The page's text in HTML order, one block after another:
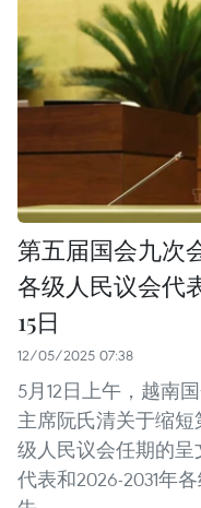
第五届国会九次
各级人民议会代
15日
12/05/2025 07:38
5月12日上午，越南
主席阮氏清关于缩短
级人民议会任期的
代表和2026-2031年